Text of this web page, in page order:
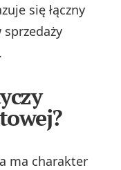
się łączny
ma charakter